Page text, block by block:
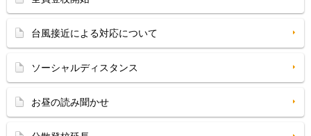
台風接近による対応について
ソーシャルディスタンス
お昼の読み聞かせ